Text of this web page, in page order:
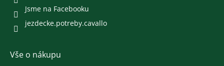
Jsme na Facebooku
jezdecke.potreby.cavallo
Vše o nákupu